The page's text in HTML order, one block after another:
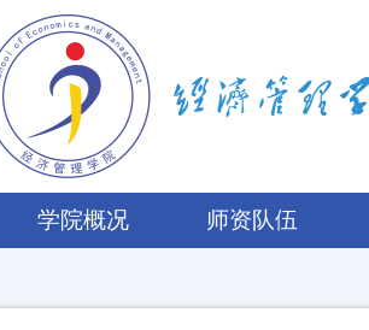
学院概况 师资队伍